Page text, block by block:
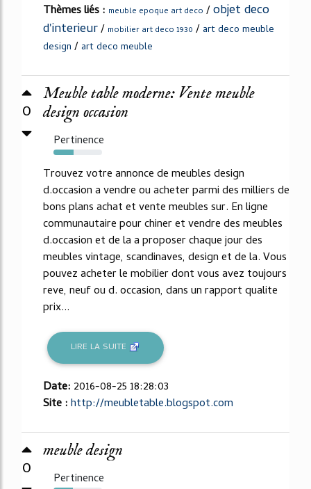
Thèmes liés : meuble epoque art deco /objet deco
d'interieur/ mobilier art deco 1930 /art deco meuble
design /art deco meuble
0
Meuble table moderne: Vente meuble
design occasion
Pertinence
42%
Trouvez votre annonce de meubles design
d.occasion a vendre ou acheter parmi des milliers de
bons plans achat et vente meubles sur. En ligne
communautaire pour chiner et vendre des meubles
d.occasion et de la a proposer chaque jour des
meubles vintage, scandinaves, design et de la. Vous
pouvez acheter le mobilier dont vous avez toujours
reve, neuf ou d. occasion, dans un rapport qualite
prix...
LIRE LA SUITE
Date: 2016-08-25 18:28:03
Site :http://meubletable.blogspot.com
0
meuble design
Pertinence